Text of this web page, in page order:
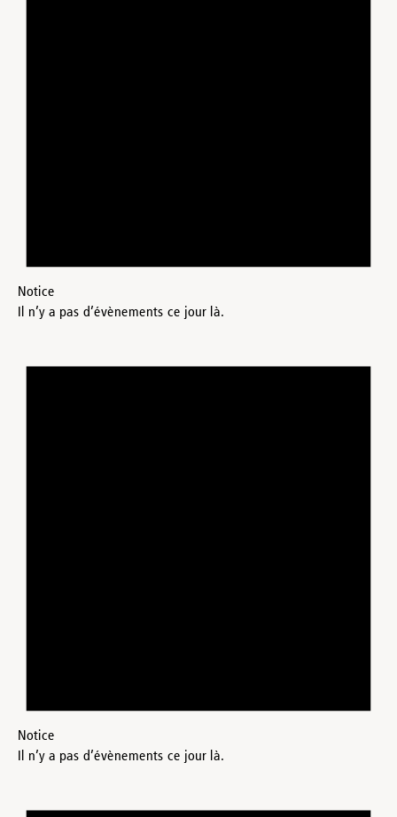
Notice
Il n’y a pas d’évènements ce jour là.
Notice
Il n’y a pas d’évènements ce jour là.